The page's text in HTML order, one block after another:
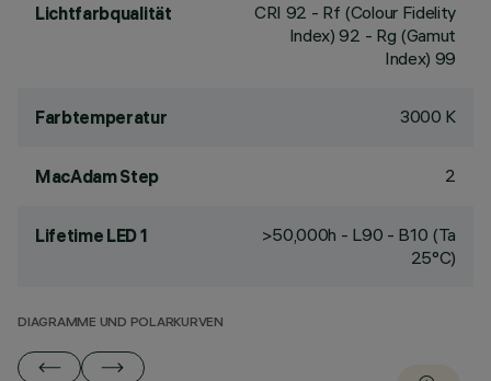
Lichtfarbqualität CRI 92 - Rf (Colour Fidelity
Index) 92 - Rg (Gamut
Index) 99
Farbtemperatur 3000 K
MacAdam Step 2
Lifetime LED 1
>50,000h - L90 - B10 (Ta
25°C)
DIAGRAMME UND POLARKURVEN